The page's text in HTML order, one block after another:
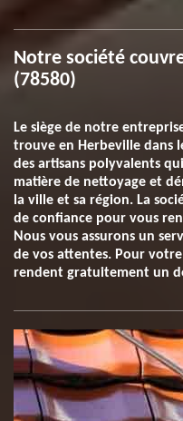
Notre société
(78580)
Le siège de notre
trouve en Herbeville dans
des artisans polyvalents
matière de nettoyage et
la ville et sa région. La
de confiance pour vous
Nous vous assurons un
de vos attentes. Pour
rendent gratuitement un